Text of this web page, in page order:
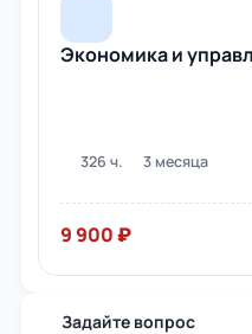
Экономика и
326 ч. 3 месяца
9 900 ₽
Задайте вопрос